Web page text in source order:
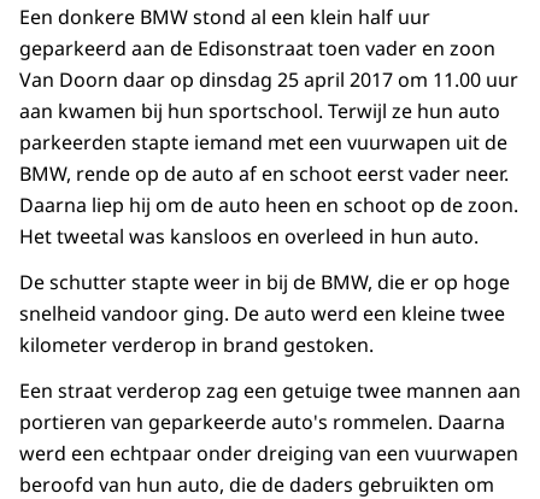
Een donkere BMW stond al een klein half uur
geparkeerd aan de Edisonstraat toen vader en zoon
Van Doorn daar op dinsdag 25 april 2017 om 11.00 uur
aan kwamen bij hun sportschool. Terwijl ze hun auto
parkeerden stapte iemand met een vuurwapen uit de
BMW, rende op de auto af en schoot eerst vader neer.
Daarna liep hij om de auto heen en schoot op de zoon.
Het tweetal was kansloos en overleed in hun auto.
De schutter stapte weer in bij de BMW, die er op hoge
snelheid vandoor ging. De auto werd een kleine twee
kilometer verderop in brand gestoken.
Een straat verderop zag een getuige twee mannen aan
portieren van geparkeerde auto's rommelen. Daarna
werd een echtpaar onder dreiging van een vuurwapen
beroofd van hun auto, die de daders gebruikten om